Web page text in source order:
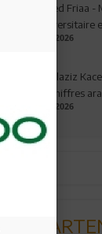
Ahmed Friaa
l’Universitaire
04.08.2026
Abdelaziz
aux chiffres
09.07.2026